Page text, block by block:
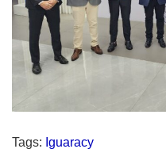
Tags: Iguaracy